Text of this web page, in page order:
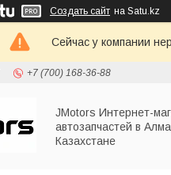
Создать сайт на Satu.kz
Сейчас у компании
+7 (700) 168-36-88
JMotors Интернет-
автозапчастей в
Казахстане